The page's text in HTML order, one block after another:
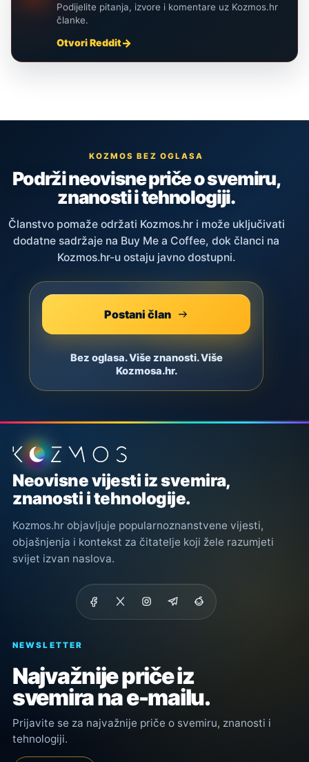
Podijelite pitanja, izvore i komentare uz Kozmos.hr
članke.
Otvori Reddit
KOZMOS BEZ OGLASA
Podrži neovisne priče o svemiru,
znanosti i tehnologiji.
Članstvo pomaže održati Kozmos.hr i može uključivati
dodatne sadržaje na Buy Me a Coffee, dok članci na
Kozmos.hr-u ostaju javno dostupni.
Postani član
Bez oglasa. Više znanosti. Više
Kozmosa.hr.
Podnožje stranice
Neovisne vijesti iz svemira,
znanosti i tehnologije.
Kozmos.hr objavljuje popularnoznanstvene vijesti,
objašnjenja i kontekst za čitatelje koji žele razumjeti
svijet izvan naslova.
NEWSLETTER
Najvažnije priče iz
svemira na e-mailu.
Prijavite se za najvažnije priče o svemiru, znanosti i
tehnologiji.